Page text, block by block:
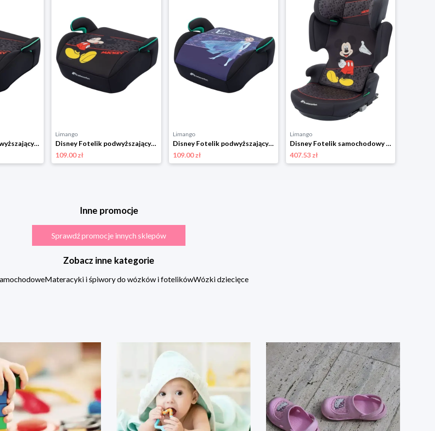
Disney Fotelik podwyższający "Disney Manga I-FIX Authentic Mickey" w kolorze czarnym rozmiar: onesize
Limango
Disney Fotelik podwyższający "Disney Manga I-Safe Authentic Mickey" w kolorze czarnym rozmiar: onesize
109.00 zł
Limango
Disney Fotelik podwyższający "Disney Manga I-Safe Authentic Frozen" rozmiar: onesize
109.00 zł
Limango
Disney Fotelik samochodowy "Disney Road Fix Safe I-Size Authentic" w kolorze czarnym rozmiar: onesize
407.53 zł
Inne promocje
Sprawdź promocje innych sklepów
Zobacz inne kategorie
Materacyki i śpiwory do wózków i fotelikówWózki dziecięce